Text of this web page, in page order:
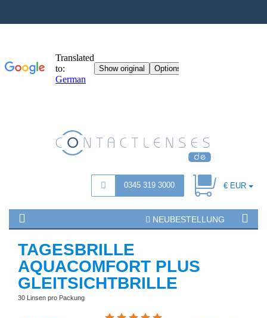
0345 319 3000 € EUR
NEUBESTELLUNG
TAGESBRILLE
AQUACOMFORT PLUS
GLEITSICHTBRILLE
30 Linsen pro Packung